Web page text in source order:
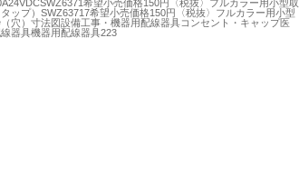
希望小売価格150円〈税抜〉フルカラー用小型取
ップ）SWZ63717希望小売価格150円〈税抜〉フルカラー用小型
穴）寸法図設備工事・機器用配線器具コンセント・キャップ医
器具機器用配線器具223